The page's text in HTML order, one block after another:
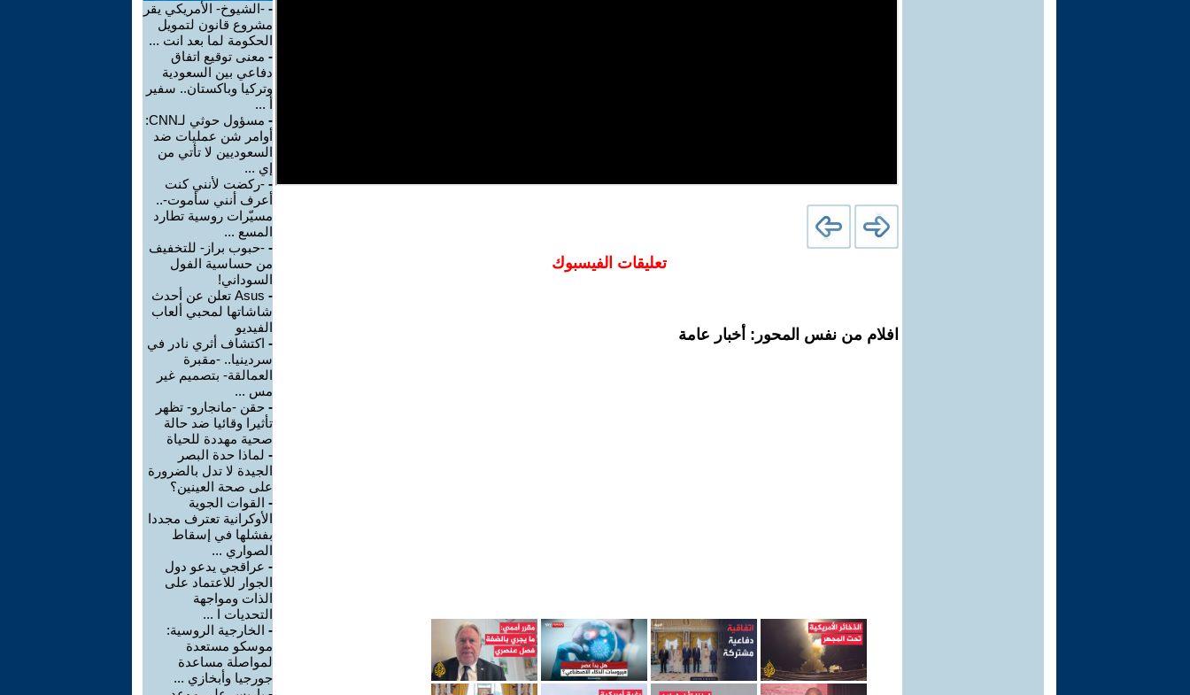
تعليقات الفيسبوك
افلام من نفس المحور: أخبار عامة
- -الشيوخ- الأمريكي يقر
مشروع قانون لتمويل
الحكومة لما بعد انت ...
- معنى توقيع اتفاق
دفاعي بين السعودية
وتركيا وباكستان.. سفير
أ ...
-
مسؤول حوثي لـCNN:
أوامر شن عمليات ضد
السعوديين لا تأتي من
إي ...
- -ركضت لأنني كنت
أعرف أنني سأموت-..
مسيّرات روسية تطارد
المسع ...
- -حبوب براز- للتخفيف
من حساسية الفول
السوداني!
-
Asus تعلن عن أحدث
شاشاتها لمحبي ألعاب
الفيديو
- اكتشاف أثري نادر في
سردينيا.. -مقبرة
العمالقة- بتصميم غير
مس ...
- حقن -مانجارو- تظهر
تأثيرا وقائيا ضد حالة
صحية مهددة للحياة
- لماذا حدة البصر
الجيدة لا تدل بالضرورة
على صحة العينين؟
- القوات الجوية
الأوكرانية تعترف مجددا
بفشلها في إسقاط
الصواري ...
- عراقجي يدعو دول
الجوار للاعتماد على
الذات ومواجهة
التحديات ا ...
- الخارجية الروسية:
موسكو مستعدة
لمواصلة مساعدة
جورجيا وأبخازي ...